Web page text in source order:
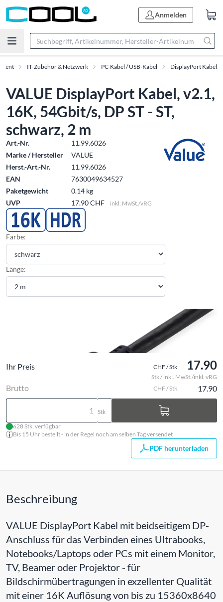
Anmelden
IT-Zubehör & Netzwerk PC-Kabel / USB-Kabel DisplayPort Kabel
VALUE DisplayPort Kabel, v2.1,
16K, 54Gbit/s, DP ST - ST,
schwarz, 2 m
Art.-Nr.
11.99.6026
Marke / Hersteller
VALUE
Herst.-Art.-Nr.
11.99.6026
EAN
7630049634527
Paketgewicht
0.14 kg
UVP
17.90 CHF inkl. MwSt./vRG
Farbe:
Länge:
Ihr Preis CHF / Stk 17.90
Stk / inkl. MwSt./inkl. vRG
Brutto CHF / Stk 17.90
Stk
628 Stk. verfügbar
Bis 15 Uhr bestellt - in der Regel noch am selben Tag versendet
PDF herunterladen
Beschreibung
VALUE DisplayPort Kabel mit beidseitigem DP-
Anschluss für das Verbinden eines Ultrabooks,
Notebooks/Laptops oder PCs mit einem Monitor,
TV, Beamer oder Projektor - für
Bildschirmübertragungen in exzellenter Qualität
mit einer 16K Auflösung von bis zu 15360x8640